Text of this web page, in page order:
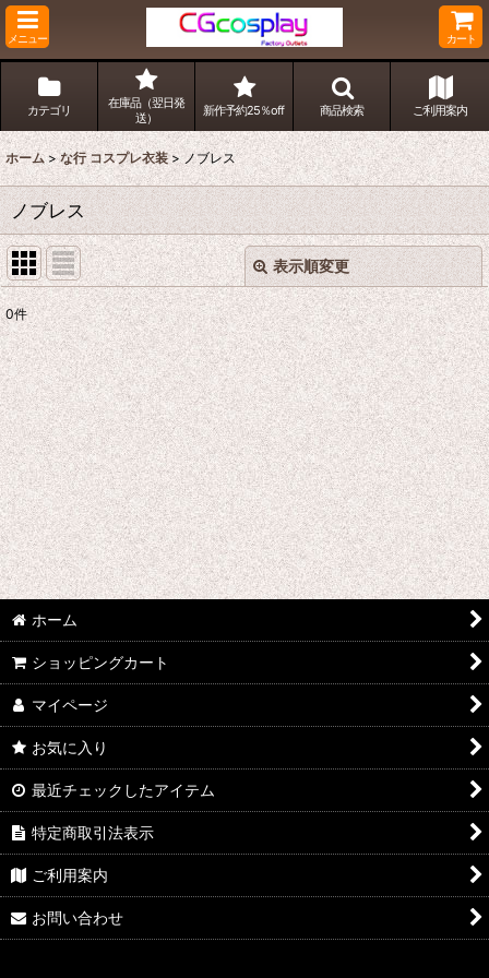
メニュー カート
カテゴリ
在庫品（翌日発
送）
新作予約25％off 商品検索 ご利用案内
ホーム > な行 コスプレ衣装 > ノブレス
ノブレス
表示順変更
表示数:
並び順:
絞り込む
閉じる
0件
ホーム
ショッピングカート
マイページ
お気に入り
最近チェックしたアイテム
特定商取引法表示
ご利用案内
お問い合わせ